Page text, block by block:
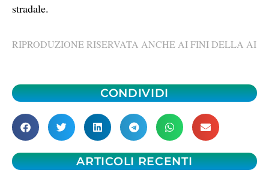
stradale.
RIPRODUZIONE RISERVATA ANCHE AI FINI DELLA AI
CONDIVIDI
ARTICOLI RECENTI